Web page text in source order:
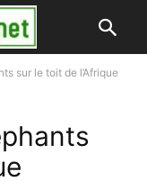
sur le toit de l’Afrique